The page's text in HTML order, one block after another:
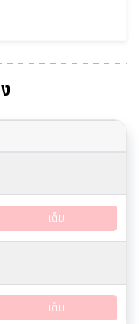
เต็ม
เต็ม